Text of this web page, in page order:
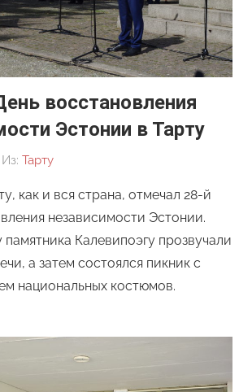
восстановления
Эстонии в Тарту
От:
Из: Тарту
как и вся страна, отмечал 28-й
независимости Эстонии.
Калевипоэгу прозвучали
а затем состоялся пикник с
национальных костюмов.